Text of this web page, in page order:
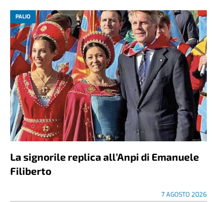
PALIO
La signorile replica all’Anpi di Emanuele
Filiberto
7 AGOSTO 2026